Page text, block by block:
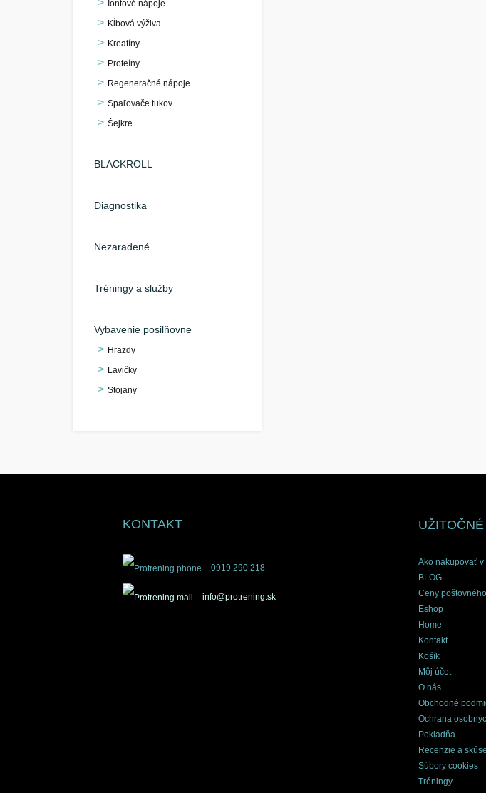
Iontové nápoje
Kĺbová výživa
Kreatíny
Proteíny
Regeneračné nápoje
Spaľovače tukov
Šejkre
BLACKROLL
Diagnostika
Nezaradené
Tréningy a služby
Vybavenie posilňovne
Hrazdy
Lavičky
Stojany
KONTAKT
0919 290 218
info@protrening.sk
Ako nakupovať
BLOG
Ceny poštovného
Eshop
Home
Kontakt
Košík
Môj účet
O nás
Obchodné
Ochrana
Pokladňa
Recenzie a
Súbory cookies
Tréningy